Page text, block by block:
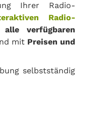
Ihrer Radio-
Radio-
alle verfügbaren
mit Preisen und
selbstständig